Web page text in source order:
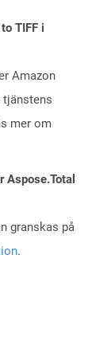
TIFF i
Amazon
tjänstens
mer om
granskas på
.